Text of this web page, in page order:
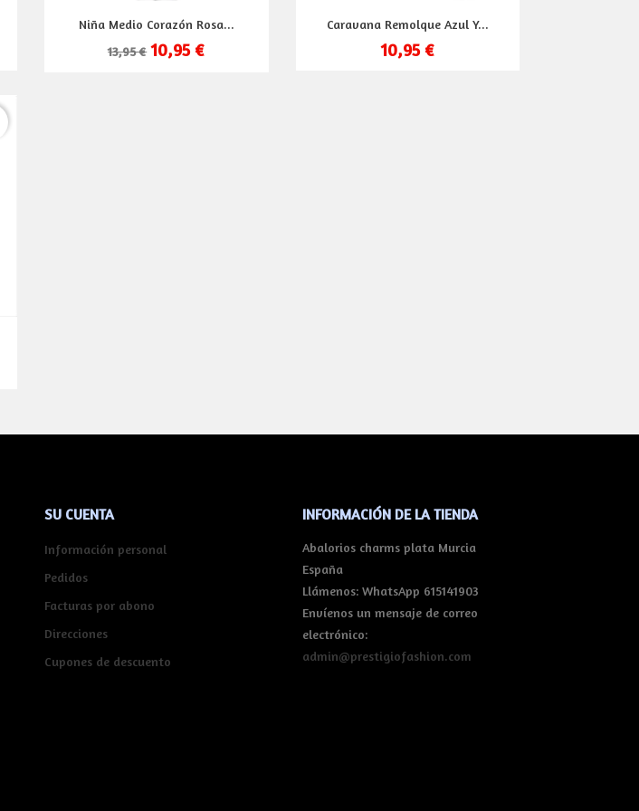
Vista rápida
Niña Medio Corazón Rosa...
13,95 € 10,95 €
Vista rápida
Caravana Remolque Azul Y...
10,95 €
SU CUENTA
Información personal
Pedidos
Facturas por abono
Direcciones
Cupones de descuento
INFORMACIÓN DE LA TIENDA
Abalorios charms plata Murcia
España
Llámenos: WhatsApp 615141903
Envíenos un mensaje de correo
electrónico:
admin@prestigiofashion.com